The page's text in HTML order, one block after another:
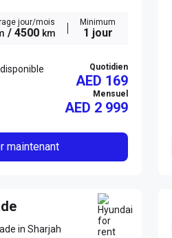
jour/mois
/ 4500 km
Minimum
1 jour
Quotidien
AED 169
Mensuel
AED 2 999
maintenant